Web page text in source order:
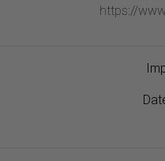
https://